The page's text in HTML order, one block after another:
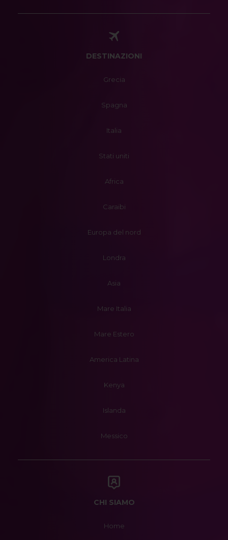
DESTINAZIONI
Grecia
Spagna
Italia
Stati uniti
Africa
Caraibi
Europa del nord
Londra
Asia
Mare Italia
Mare Estero
America Latina
Kenya
Islanda
Messico
CHI SIAMO
Home